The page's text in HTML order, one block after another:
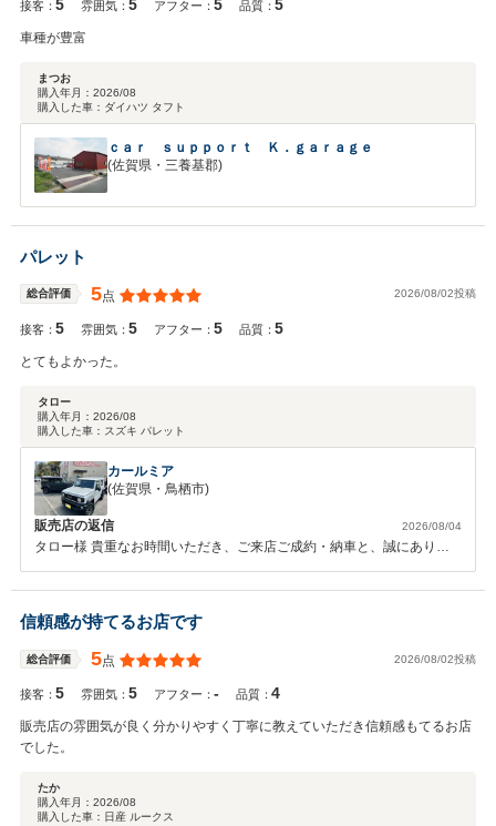
接客：5 雰囲気：5 アフター：5 品質：5
車種が豊富
まつお
購入年月： 2026/08
購入した車： ダイハツ タフト
ｃａｒ ｓｕｐｐｏｒｔ Ｋ．ｇａｒａｇｅ
(佐賀県・三養基郡)
パレット
総合評価 5点 2026/08/02投稿
接客：5 雰囲気：5 アフター：5 品質：5
とてもよかった。
タロー
購入年月： 2026/08
購入した車： スズキ パレット
カールミア
(佐賀県・鳥栖市)
販売店の返信 2026/08/04
タロー様 貴重なお時間いただき、ご来店ご成約・納車と、誠にありが
とうございました。 心より御礼申し上げます。 弊社では長く大切にお
車に乗っていただきたいと思い、アフターサービスに関しても誠意をも
ってご対応させていただいております。その後のお車のメンテナンスを
引き続きさせていただきます。お気軽にお申し付けください。 宜しく
お願い申し上げます。
信頼感が持てるお店です
総合評価 5点 2026/08/02投稿
接客：5 雰囲気：5 アフター：- 品質：4
販売店の雰囲気が良く分かりやすく丁寧に教えていただき信頼感もてるお店
でした。
たか
購入年月： 2026/08
購入した車： 日産 ルークス